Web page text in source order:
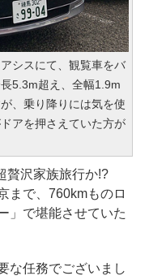
シスにて、観覧車をバ
5.3m超え、全幅1.9m
、乗り降りには気を使
アを押さえていた方が
贅沢家族旅行か!?
まで、760kmものロ
」で堪能させていた
な任務でございまし